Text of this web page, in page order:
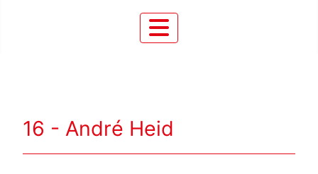
16 - André Heid